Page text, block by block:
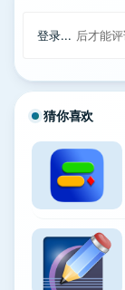
登录... 后才能
猜你喜欢